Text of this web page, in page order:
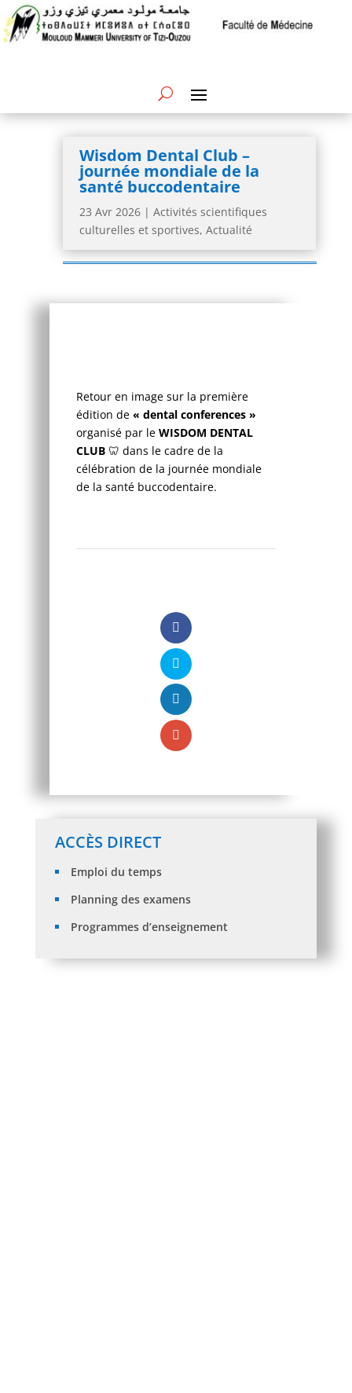
Wisdom Dental Club –
journée mondiale de la
santé buccodentaire
23 Avr 2026| Activités scientifiques
culturelles et sportives, Actualité
Retour en image sur la première
édition de « dental conferences »
organisé par le WISDOM DENTAL
CLUB🦷 dans le cadre de la
célébration de la journée mondiale
de la santé buccodentaire.
ACCÈS DIRECT
Emploi du temps
Planning des examens
Programmes d’enseignement